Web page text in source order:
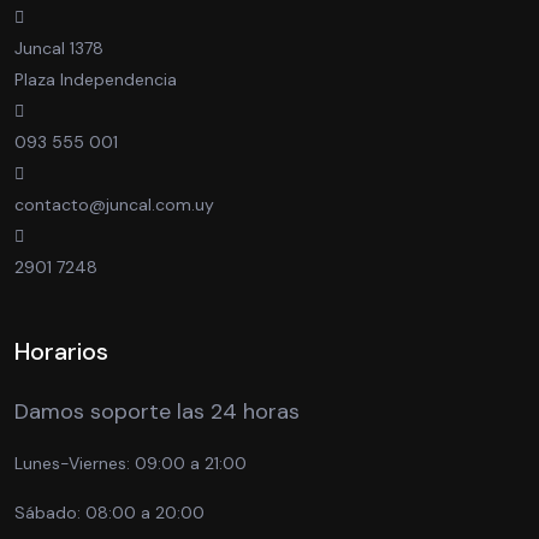
Juncal 1378
Plaza Independencia
093 555 001
contacto@juncal.com.uy
2901 7248
Horarios
Damos soporte las 24 horas
Lunes-Viernes: 09:00 a 21:00
Sábado: 08:00 a 20:00